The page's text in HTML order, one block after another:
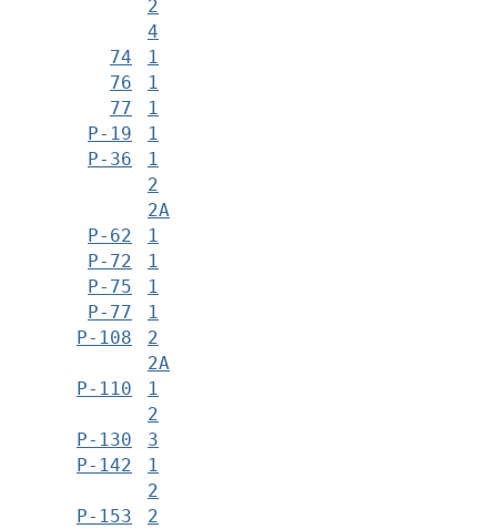
2
4
74
1
76
1
77
1
Р-19
1
Р-36
1
2
2А
Р-62
1
Р-72
1
Р-75
1
Р-77
1
Р-108
2
2А
Р-110
1
2
Р-130
3
Р-142
1
2
Р-153
2